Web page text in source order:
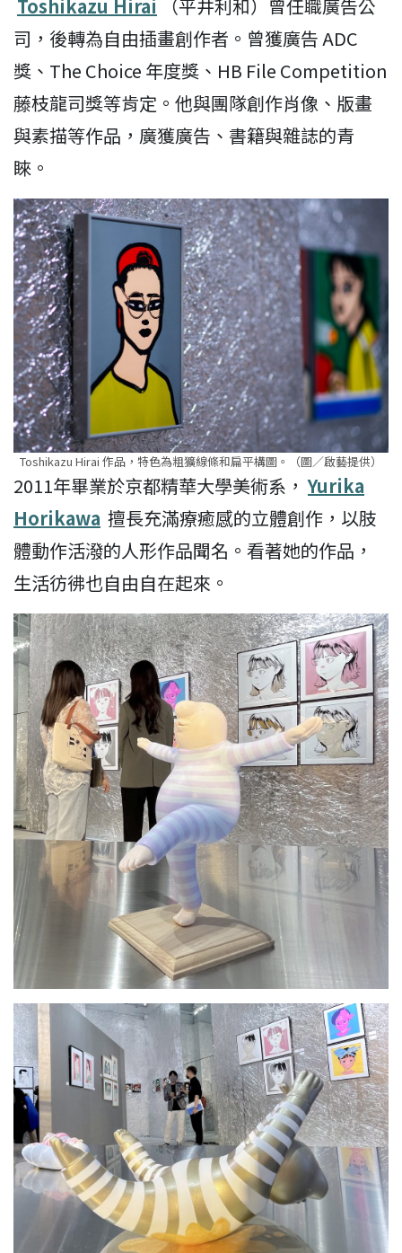
Toshikazu Hirai
（平井利和）曾任職廣告公
司，後轉為自由插畫創作者。曾獲廣告 ADC
獎、The Choice 年度獎、HB File Competition
藤枝龍司獎等肯定。他與團隊創作肖像、版畫
與素描等作品，廣獲廣告、書籍與雜誌的青
睞。
Toshikazu Hirai 作品，特色為粗獷線條和扁平構圖。（圖／啟藝提供）
2011年畢業於京都精華大學美術系， Yurika
Horikawa 擅長充滿療癒感的立體創作，以肢
體動作活潑的人形作品聞名。看著她的作品，
生活彷彿也自由自在起來。